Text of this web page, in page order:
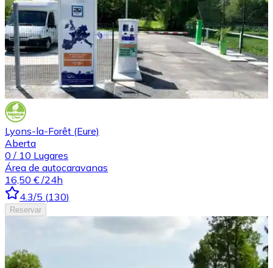
Lyons-la-Forêt (Eure)
Aberta
0 / 10 Lugares
Área de autocaravanas
16,50 € /24h
4.3/5 (130)
Reservar